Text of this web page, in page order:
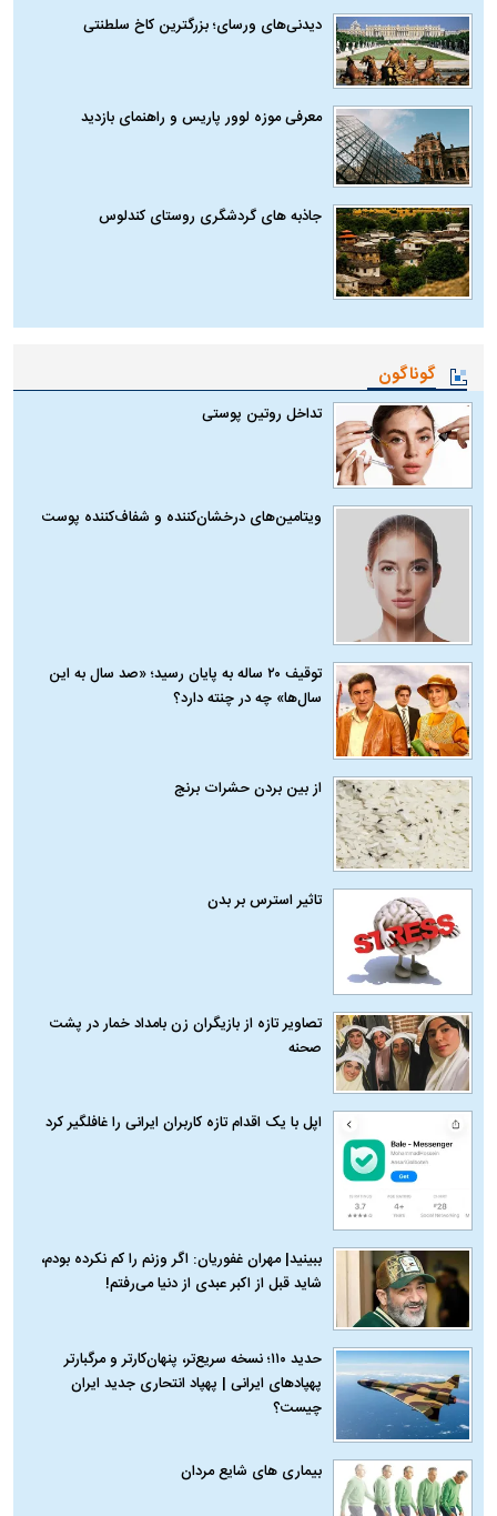
دیدنی‌های ورسای؛ بزرگترین کاخ سلطنتی
معرفی موزه لوور پاریس و راهنمای بازدید
جاذبه های گردشگری روستای کندلوس
گوناگون
تداخل روتین پوستی
ویتامین‌های درخشان‌کننده و شفاف‌کننده پوست
توقیف ۲۰ ساله به پایان رسید؛ «صد سال به این
سال‌ها» چه در چنته دارد؟
از بین بردن حشرات برنج
تاثیر استرس بر بدن
تصاویر تازه از بازیگران زن بامداد خمار در پشت
صحنه
اپل با یک اقدام تازه کاربران ایرانی را غافلگیر کرد
ببینید| مهران غفوریان: اگر وزنم را کم نکرده بودم،
شاید قبل از اکبر عبدی از دنیا می‌رفتم!
حدید ۱۱۰؛ نسخه سریع‌تر، پنهان‌کارتر و مرگبارتر
پهپادهای ایرانی | پهپاد انتحاری جدید ایران
چیست؟
بیماری‌ های شایع مردان